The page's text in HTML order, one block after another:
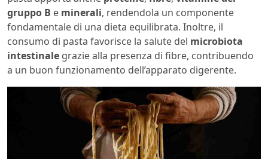
gruppo B e minerali, rendendola un componente
fondamentale di una dieta equilibrata. Inoltre, il
consumo di pasta favorisce la salute del microbiota
intestinale grazie alla presenza di fibre, contribuendo
a un buon funzionamento dell’apparato digerente.